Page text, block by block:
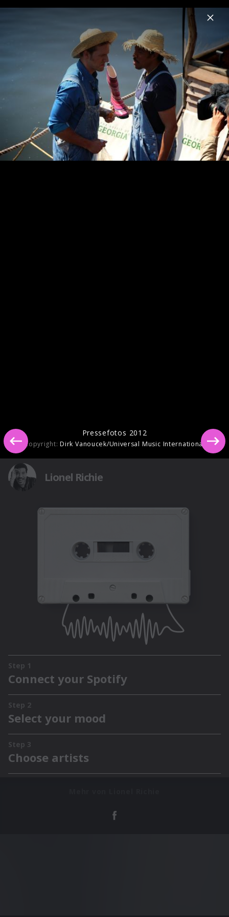
Menu
News Musik Videos Fotos Biografie
Pressefotos 2012
Pressefotos 2012
Copyright:Dirk Vanoucek/Universal Music International